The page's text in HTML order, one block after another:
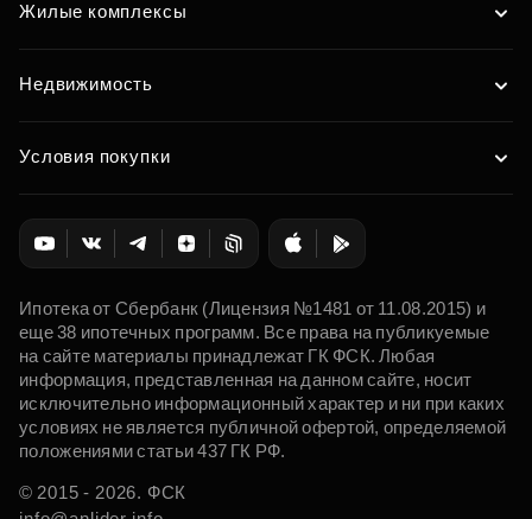
Жилые комплексы
Недвижимость
Условия покупки
Ипотека от Сбербанк (Лицензия №1481 от 11.08.2015) и
еще 38 ипотечных программ. Все права на публикуемые
на сайте материалы принадлежат ГК ФСК. Любая
информация, представленная на данном сайте, носит
исключительно информационный характер и ни при каких
условиях не является публичной офертой, определяемой
положениями статьи 437 ГК РФ.
© 2015 - 2026. ФСК